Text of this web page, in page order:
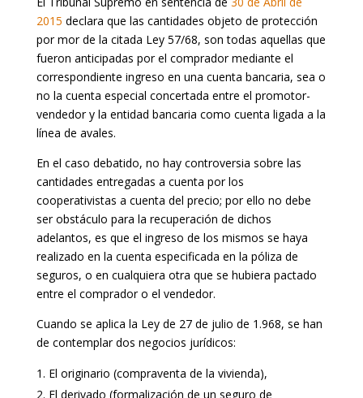
2015 declara que las cantidades objeto de protección
por mor de la citada Ley 57/68, son todas aquellas que
fueron anticipadas por el comprador mediante el
correspondiente ingreso en una cuenta bancaria, sea o
no la cuenta especial concertada entre el promotor-
vendedor y la entidad bancaria como cuenta ligada a la
línea de avales.
En el caso debatido, no hay controversia sobre las
cantidades entregadas a cuenta por los
cooperativistas a cuenta del precio; por ello no debe
ser obstáculo para la recuperación de dichos
adelantos, es que el ingreso de los mismos se haya
realizado en la cuenta especificada en la póliza de
seguros, o en cualquiera otra que se hubiera pactado
entre el comprador o el vendedor.
Cuando se aplica la Ley de 27 de julio de 1.968, se han
de contemplar dos negocios jurídicos:
El originario (compraventa de la vivienda),
El derivado (formalización de un seguro de